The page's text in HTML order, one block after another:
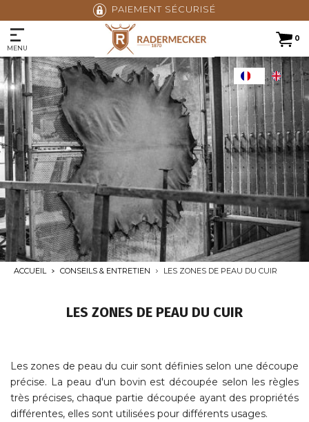
PAIEMENT SÉCURISÉ
0
MENU
ACCUEIL CONSEILS & ENTRETIEN LES ZONES DE PEAU DU CUIR
LES ZONES DE PEAU DU CUIR
Les zones de peau du cuir sont définies selon une découpe
précise. La peau d'un bovin est découpée selon les règles
très précises, chaque partie découpée ayant des propriétés
différentes, elles sont utilisées pour différents usages.